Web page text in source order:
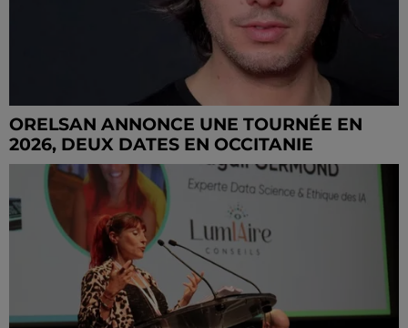
ORELSAN ANNONCE UNE TOURNÉE EN
2026, DEUX DATES EN OCCITANIE